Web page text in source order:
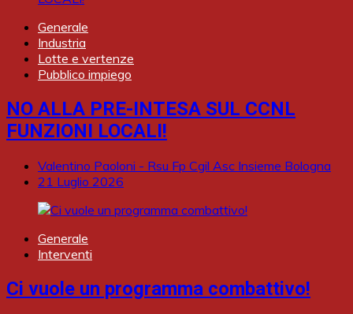
Generale
Industria
Lotte e vertenze
Pubblico impiego
NO ALLA PRE-INTESA SUL CCNL
FUNZIONI LOCALI!
Valentino Paoloni - Rsu Fp Cgil Asc Insieme Bologna
21 Luglio 2026
Generale
Interventi
Ci vuole un programma combattivo!